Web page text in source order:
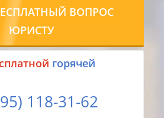
ВОПРОС
ЮРИСТУ
горячей
118-31-62